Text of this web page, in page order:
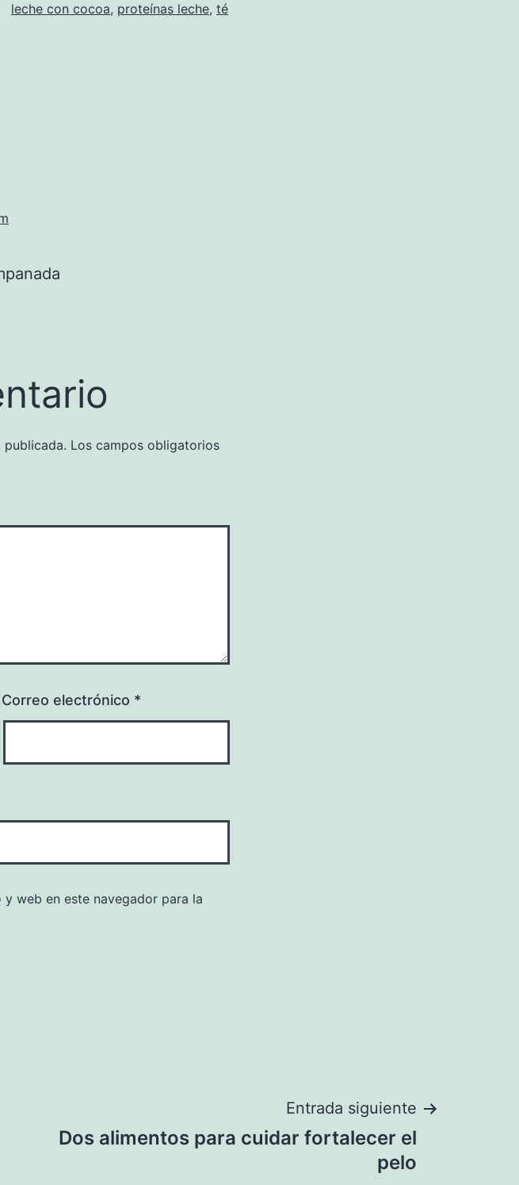
leche con cocoa, proteínas leche, té
Los campos obligatorios
Correo electrónico *
web en este navegador para la
Entrada siguiente
Dos alimentos para cuidar fortalecer el
pelo